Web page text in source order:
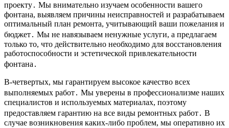
проекту․ Мы внимательно изучаем особенности вашего
фонтана, выявляем причины неисправностей и разрабатываем
оптимальный план ремонта, учитывающий ваши пожелания и
бюджет․ Мы не навязываем ненужные услуги, а предлагаем
только то, что действительно необходимо для восстановления
работоспособности и эстетической привлекательности
фонтана․
В-четвертых, мы гарантируем высокое качество всех
выполняемых работ․ Мы уверены в профессионализме наших
специалистов и используемых материалах, поэтому
предоставляем гарантию на все виды ремонтных работ․ В
случае возникновения каких-либо проблем, мы оперативно их